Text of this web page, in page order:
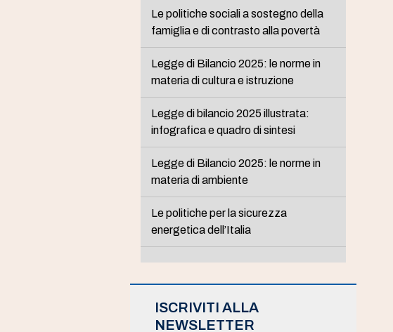
Le politiche sociali a sostegno della
famiglia e di contrasto alla povertà
Legge di Bilancio 2025: le norme in
materia di cultura e istruzione
Legge di bilancio 2025 illustrata:
infografica e quadro di sintesi
Legge di Bilancio 2025: le norme in
materia di ambiente
Le politiche per la sicurezza
energetica dell’Italia
ISCRIVITI ALLA
NEWSLETTER